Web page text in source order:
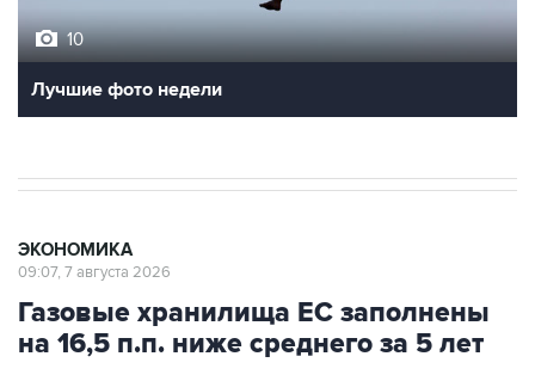
10
Лучшие фото недели
ЭКОНОМИКА
09:07, 7 августа 2026
Газовые хранилища ЕС заполнены
на 16,5 п.п. ниже среднего за 5 лет